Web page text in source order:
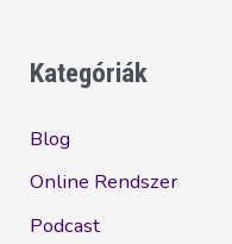
Kategóriák
Blog
Online Rendszer
Podcast